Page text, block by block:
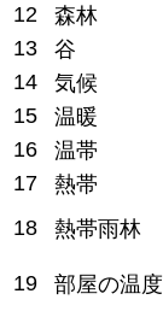
12
森林
13
谷
14
気候
15
温暖
16
温帯
17
熱帯
18
熱帯雨林
19 部屋の温度